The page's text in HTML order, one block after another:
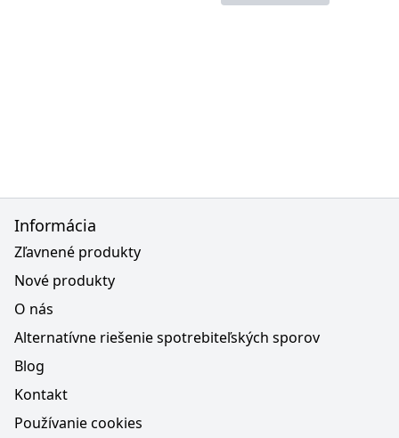
Informácia
Zľavnené produkty
Nové produkty
O nás
Alternatívne riešenie spotrebiteľských sporov
Blog
Kontakt
Používanie cookies